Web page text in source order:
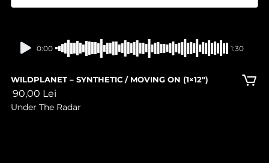
In stock
0:00 1:30
WILDPLANET – SYNTHETIC / MOVING ON (1×12″)
90,00 Lei
Under The Radar